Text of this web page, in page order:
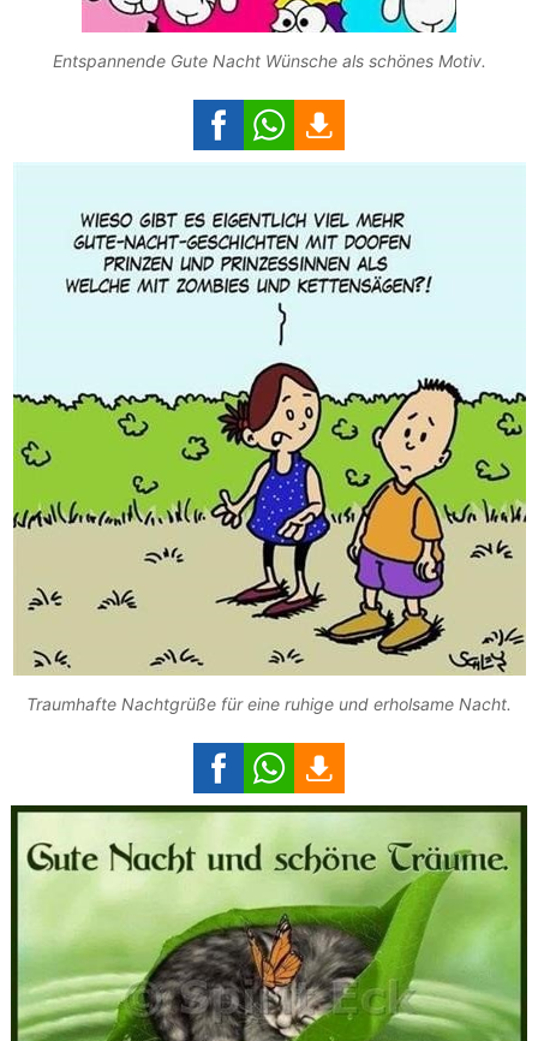
Entspannende Gute Nacht Wünsche als schönes Motiv.
Traumhafte Nachtgrüße für eine ruhige und erholsame Nacht.